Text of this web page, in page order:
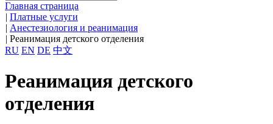
Главная страница
| Платные услуги
| Анестезиология и реанимация
| Реанимация детского отделения
RU EN DE 中文
Реанимация детского
отделения